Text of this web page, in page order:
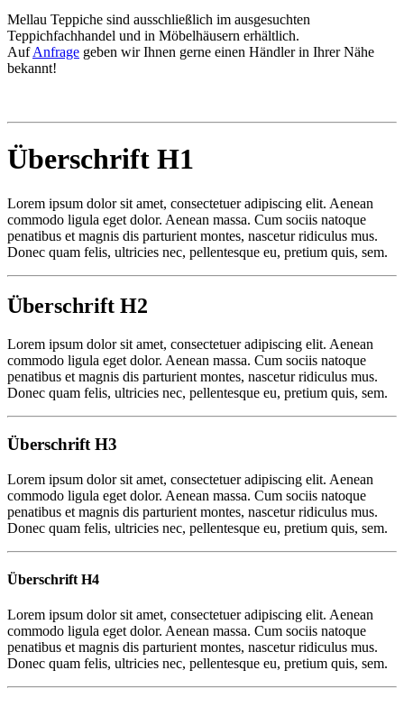
Mellau Teppiche sind ausschließlich im ausgesuchten
Teppichfachhandel und in Möbelhäusern erhältlich.
AufAnfrage geben wir Ihnen gerne einen Händler in Ihrer Nähe
bekannt!
Überschrift H1
Lorem ipsum dolor sit amet, consectetuer adipiscing elit. Aenean
commodo ligula eget dolor. Aenean massa. Cum sociis natoque
penatibus et magnis dis parturient montes, nascetur ridiculus mus.
Donec quam felis, ultricies nec, pellentesque eu, pretium quis, sem.
Überschrift H2
Lorem ipsum dolor sit amet, consectetuer adipiscing elit. Aenean
commodo ligula eget dolor. Aenean massa. Cum sociis natoque
penatibus et magnis dis parturient montes, nascetur ridiculus mus.
Donec quam felis, ultricies nec, pellentesque eu, pretium quis, sem.
Überschrift H3
Lorem ipsum dolor sit amet, consectetuer adipiscing elit. Aenean
commodo ligula eget dolor. Aenean massa. Cum sociis natoque
penatibus et magnis dis parturient montes, nascetur ridiculus mus.
Donec quam felis, ultricies nec, pellentesque eu, pretium quis, sem.
Überschrift H4
Lorem ipsum dolor sit amet, consectetuer adipiscing elit. Aenean
commodo ligula eget dolor. Aenean massa. Cum sociis natoque
penatibus et magnis dis parturient montes, nascetur ridiculus mus.
Donec quam felis, ultricies nec, pellentesque eu, pretium quis, sem.